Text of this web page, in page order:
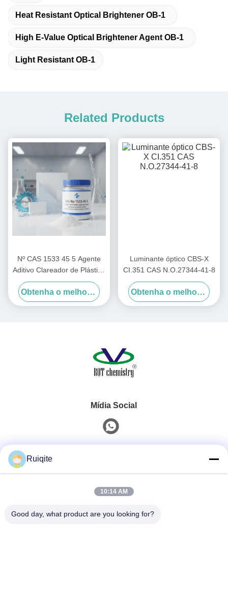
Heat Resistant Optical Brightener OB-1
High E-Value Optical Brightener Agent OB-1
Light Resistant OB-1
Related Products
Nº CAS 1533 45 5 Agente
Aditivo Clareador de Plástico
Agente Auxiliar Químico
Usado para Melhorar o
Brilho e a Superfície do
Obtenha o melhor preço
Luminante óptico CBS-X
CI.351 CAS N.O.27344-41-8
Obtenha o melhor preço
Mídia Social
0086-18217621160
Ruiqite
10:14 AM
Good day, what product are you looking for?